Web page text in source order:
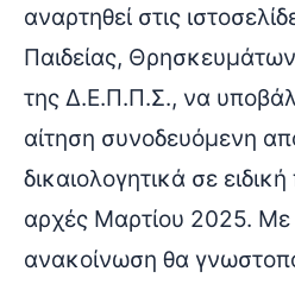
αναρτηθεί στις
Παιδείας,
της Δ.Ε.Π.Π.Σ., να
αίτηση συνοδευόμενη
δικαιολογητικά σε
αρχές Μαρτίου 2025. Με
ανακοίνωση θα